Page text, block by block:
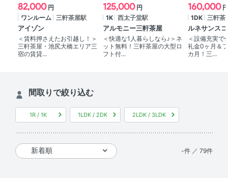
82,000 円
ワンルーム
三軒茶屋駅
アイゾン
＜賃料押さえたお引越し！＞
三軒茶屋・池尻大橋エリア三
宿の賃貸...
125,000 円
1K
西太子堂駅
アルモニー三軒茶屋
＜快適な1人暮らしなら♪＞ネ
ット無料！三軒茶屋の大型ロ
フト付...
160,000 円
1DK
三軒茶
ルネサンス
＜設備充実で
礼金0ヶ月＆
カ月！三...
間取りで絞り込む
1R / 1K 1LDK / 2DK 2LDK / 3LDK
-件 ／ 79件